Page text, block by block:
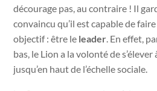
décourage pas, au contraire ! Il
convaincu qu’il est capable de
objectif : être le leader. En effet,
bas, le Lion a la volonté de
jusqu’en haut de l’échelle sociale.